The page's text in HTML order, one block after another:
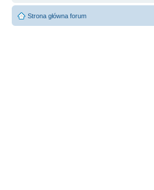
Strona główna forum